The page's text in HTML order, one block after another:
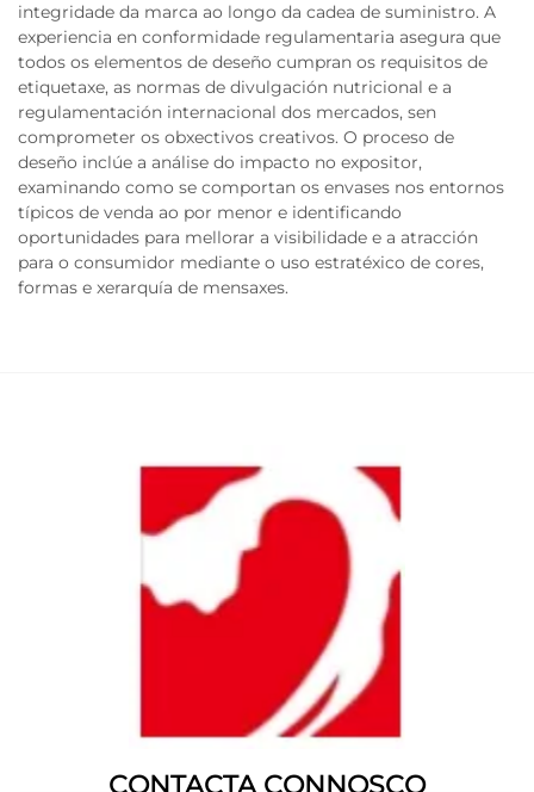
integridade da marca ao longo da cadea de suministro. A
experiencia en conformidade regulamentaria asegura que
todos os elementos de deseño cumpran os requisitos de
etiquetaxe, as normas de divulgación nutricional e a
regulamentación internacional dos mercados, sen
comprometer os obxectivos creativos. O proceso de
deseño inclúe a análise do impacto no expositor,
examinando como se comportan os envases nos entornos
típicos de venda ao por menor e identificando
oportunidades para mellorar a visibilidade e a atracción
para o consumidor mediante o uso estratéxico de cores,
formas e xerarquía de mensaxes.